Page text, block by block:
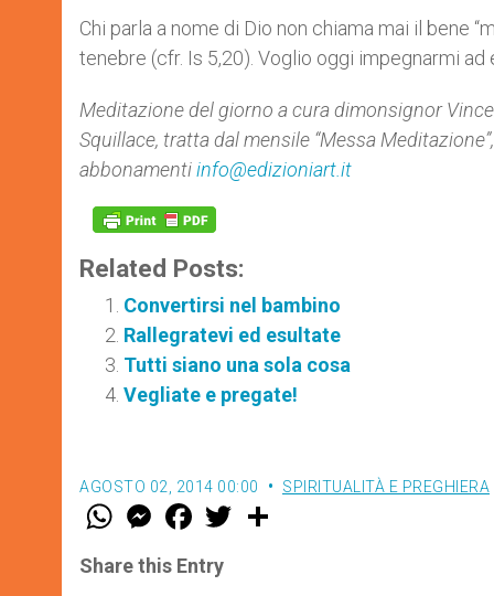
Chi parla a nome di Dio non chiama mai il bene
tenebre (cfr. Is 5,20). Voglio oggi impegnarmi ad
Meditazione del giorno a cura dimonsignor
Squillace, tratta dal mensile “Messa
abbonamentiinfo@edizioniart.it
Related Posts:
Convertirsi nel bambino
Rallegratevi ed esultate
Tutti siano una sola cosa
Vegliate e pregate!
AGOSTO 02, 2014 00:00 SPIRITUALITÀ E PREGHIERA
W
t
s
M
e
s
e
F
a
e
b
w
Share this Entry